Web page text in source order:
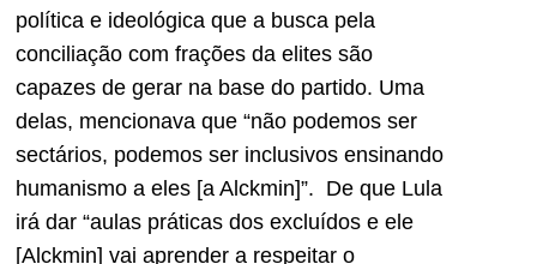
política e ideológica que a busca pela
conciliação com frações da elites são
capazes de gerar na base do partido. Uma
delas, mencionava que “não podemos ser
sectários, podemos ser inclusivos ensinando
humanismo a eles [a Alckmin]”. De que Lula
irá dar “aulas práticas dos excluídos e ele
[Alckmin] vai aprender a respeitar o